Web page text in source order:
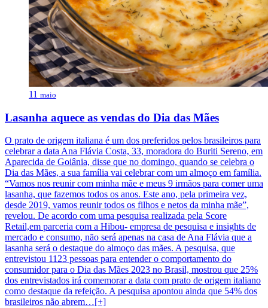
11 maio
Lasanha aquece as vendas do Dia das Mães
O prato de origem italiana é um dos preferidos pelos brasileiros para
celebrar a data Ana Flávia Costa, 33, moradora do Buriti Sereno, em
Aparecida de Goiânia, disse que no domingo, quando se celebra o
Dia das Mães, a sua família vai celebrar com um almoço em família.
“Vamos nos reunir com minha mãe e meus 9 irmãos para comer uma
lasanha, que fazemos todos os anos. Este ano, pela primeira vez,
desde 2019, vamos reunir todos os filhos e netos da minha mãe”,
revelou. De acordo com uma pesquisa realizada pela Score
Retail,em parceria com a Hibou- empresa de pesquisa e insights de
mercado e consumo, não será apenas na casa de Ana Flávia que a
lasanha será o destaque do almoço das mães. A pesquisa, que
entrevistou 1123 pessoas para entender o comportamento do
consumidor para o Dia das Mães 2023 no Brasil, mostrou que 25%
dos entrevistados irá comemorar a data com prato de origem italiano
como destaque da refeição. A pesquisa apontou ainda que 54% dos
brasileiros não abrem…[+]